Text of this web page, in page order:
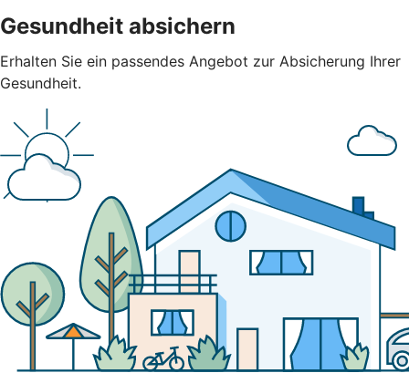
Gesundheit absichern
Erhalten Sie ein passendes Angebot zur Absicherung Ihrer
Gesundheit.